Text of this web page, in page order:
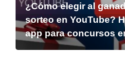
¿Cómo elegir al
sorteo en YouTube?
app para concursos